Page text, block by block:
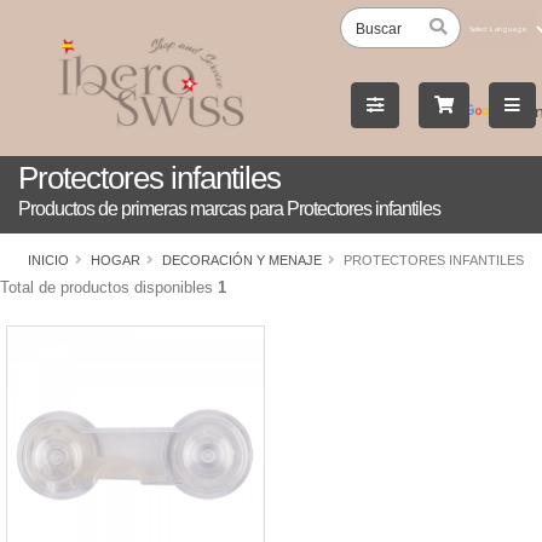
by
Protectores infantiles
Productos de primeras marcas para Protectores infantiles
INICIO HOGAR DECORACIÓN Y MENAJE PROTECTORES INFANTILES
Total de productos disponibles 1